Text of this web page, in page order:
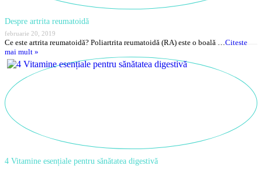
Despre artrita reumatoidă
februarie 20, 2019
Ce este artrita reumatoidă? Poliartrita reumatoidă (RA) este o boală …Citeste
mai mult »
4 Vitamine esențiale pentru sănătatea digestivă